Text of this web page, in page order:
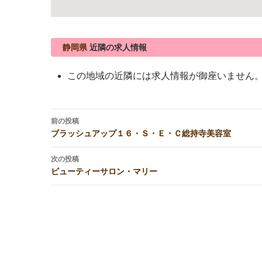
静岡県近隣の求人情報
この地域の近隣には求人情報が御座いません
投
稿
ナ
ビ
ゲ
ー
前の投稿
ブラッシュアップ１６・Ｓ・Ｅ・Ｃ総持寺美容室
次の投稿
ビューティーサロン・マリー